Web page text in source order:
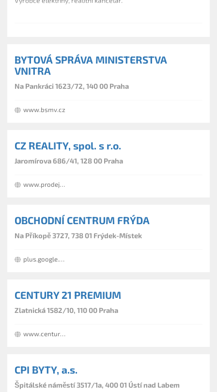
BYTOVÁ SPRÁVA MINISTERSTVA
VNITRA
Na Pankráci 1623/72, 140 00 Praha
www.bsmv.cz
CZ REALITY, spol. s r.o.
Jaromírova 686/41, 128 00 Praha
www.prodej-pronajem.cz
OBCHODNÍ CENTRUM FRÝDA
Na Příkopě 3727, 738 01 Frýdek-Místek
plus.google.com/+OCFr%C3%BDdaFr%C3%BDdekM%C3%ADstek
CENTURY 21 PREMIUM
Zlatnická 1582/10, 110 00 Praha
www.century21.cz
CPI BYTY, a.s.
Špitálské náměstí 3517/1a, 400 01 Ústí nad Labem